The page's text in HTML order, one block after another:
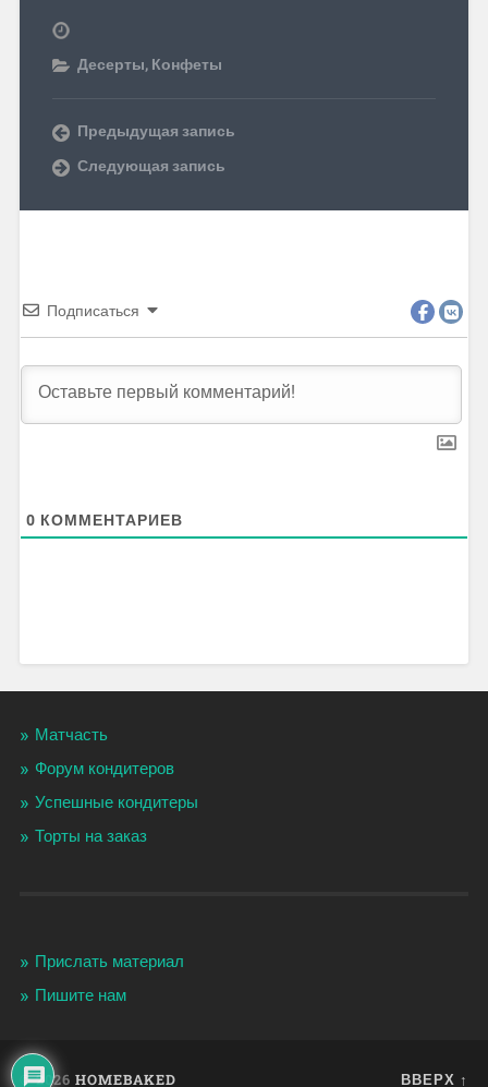
Десерты, Конфеты
Предыдущая запись
Следующая запись
Подписаться
0 КОММЕНТАРИЕВ
Матчасть
Форум кондитеров
Успешные кондитеры
Торты на заказ
Прислать материал
Пишите нам
© 2026 HOMEBAKED ВВЕРХ ↑